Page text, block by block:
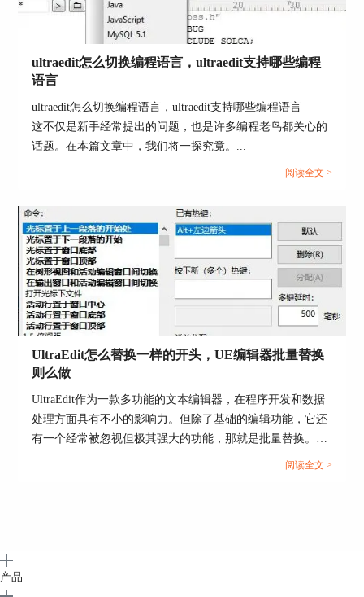
显示新文件”一般需要选择该文件所对应的语言，
如文件是java的，则选择java，如文件是html网页文
件的，则选择html，这样才能使代码显示的高亮效
果更佳。
图6 语法高亮设置
代码格式化以及高亮是程序员编程的必备技能，
UltraEdit既然是程序员的好帮手，因此其代码高亮
以及格式化功能也是很强大的。其实UltraEdit还有
许多令你眼前一亮的功能等待着你去发现哟，可登
录官网了解更多。
作者：落花
ultraedit怎么切换编程语言，ultraedit支持哪些编程
语言
ultraedit怎么切换编程语言，ultraedit支持哪些编程语言——
这不仅是新手经常提出的问题，也是许多编程老鸟都关心的
话题。在本篇文章中，我们将一探究竟。...
阅读全文 >
UltraEdit怎么替换一样的开头，UE编辑器批量替换
则么做
UltraEdit作为一款多功能的文本编辑器，在程序开发和数据
处理方面具有不小的影响力。但除了基础的编辑功能，它还
有一个经常被忽视但极其强大的功能，那就是批量替换。这
个功能在处理大规模文本数据，尤其是需要替换相同开头或
阅读全文 >
产品